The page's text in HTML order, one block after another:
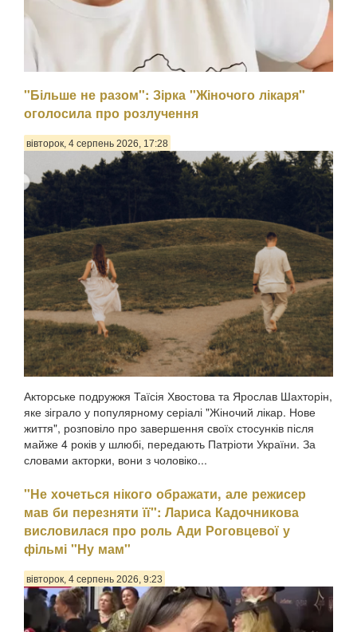
Психологиня Наталія Холоденко зізналася, що в
минулому зраджувала партнера, назвавши це помстою за
пережите у стосунках, а також заявила, що вдавалася до
фізичного насильства щодо чоловікаПро це Холоденко
розповіла в InstaStories, де відповідала на зап...
"Більше не разом": Зірка "Жіночого лікаря"
оголосила про розлучення
вівторок, 4 серпень 2026, 17:28
Акторське подружжя Таїсія Хвостова та Ярослав Шахторін,
яке зіграло у популярному серіалі "Жіночий лікар. Нове
життя", розповіло про завершення своїх стосунків після
майже 4 років у шлюбі, передають Патріоти України. За
словами акторки, вони з чоловіко...
"Не хочеться нікого ображати, але режисер
мав би перезняти її": Лариса Кадочникова
висловилася про роль Ади Роговцевої у
фільмі "Ну мам"
вівторок, 4 серпень 2026, 9:23